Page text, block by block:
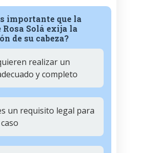
importante que la
Solá exija la
de su cabeza?
realizar un
y completo
un requisito legal para